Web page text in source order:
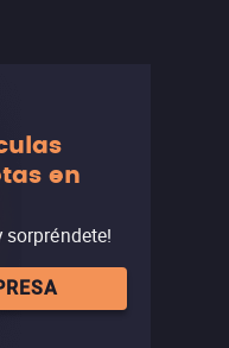
en
sorpréndete!